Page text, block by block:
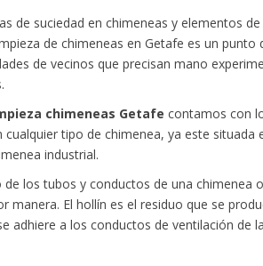
de suciedad en chimeneas y elementos
de chimeneas en Getafe es un punto
de vecinos que precisan mano
chimeneas Getafe contamos con
tipo de chimenea, ya este situada
industrial.
los tubos y conductos de una chimenea
El hollín es el residuo que se
adhiere a los conductos de ventilación de